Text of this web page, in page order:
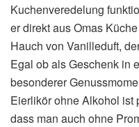
Kuchenveredelung
er direkt aus Omas
Hauch von Vanilleduft,
Egal ob als Geschenk in
besonderer
Eierlikör ohne Alkohol ist
dass man auch ohne